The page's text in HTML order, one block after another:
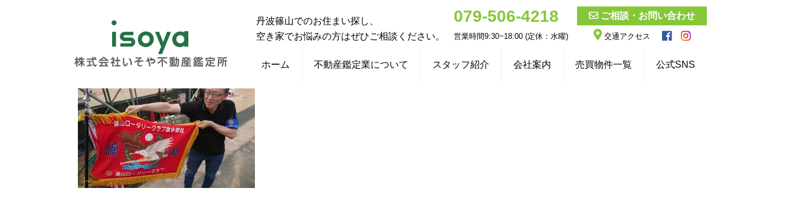
ホーム 不動産鑑定業について スタッフ紹介 会社案内 売買物件一覧 公式SNS
丹波篠山でのお住まい探し、
空き家でお悩みの方はぜひご相談ください。
079-506-4218
営業時間9:30~18:00 (定休：水曜)
ご相談・お問い合わせ
交通アクセス